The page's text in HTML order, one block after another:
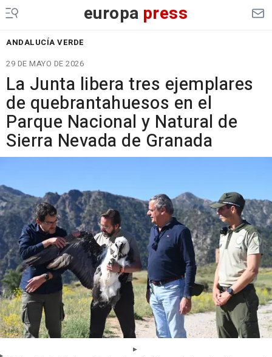
europa press
ANDALUCÍA VERDE
29 DE MAYO DE 2026
La Junta libera tres ejemplares
de quebrantahuesos en el
Parque Nacional y Natural de
Sierra Nevada de Granada